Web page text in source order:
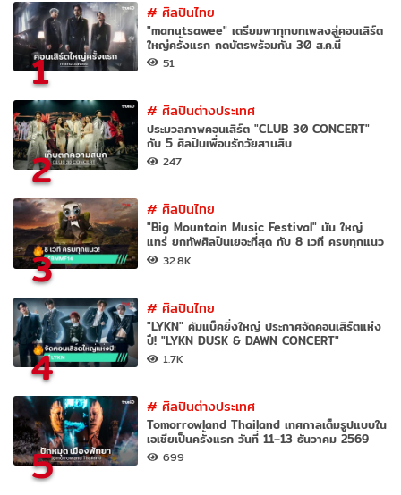
1
#ศิลปินไทย
"manutsawee" เตรียมพาทุกบทเพลงสู่คอนเสิร์ต
ใหญ่ครั้งแรก กดบัตรพร้อมกัน 30 ส.ค.นี้
51
2
#ศิลปินต่างประเทศ
ประมวลภาพคอนเสิร์ต "CLUB 30 CONCERT"
กับ 5 ศิลปินเพื่อนรักวัยสามสิบ
247
3
#ศิลปินไทย
"Big Mountain Music Festival" มัน ใหญ่
แทร่ ยกทัพศิลปินเยอะที่สุด กับ 8 เวที ครบทุกแนว
32.8K
4
#ศิลปินไทย
"LYKN" คัมแบ็คยิ่งใหญ่ ประกาศจัดคอนเสิร์ตแห่ง
ปี! "LYKN DUSK & DAWN CONCERT"
1.7K
5
#ศิลปินต่างประเทศ
Tomorrowland Thailand เทศกาลเต็มรูปแบบใน
เอเชียเป็นครั้งแรก วันที่ 11–13 ธันวาคม 2569
699